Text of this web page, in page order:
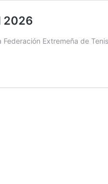
2026
Federación Extremeña de